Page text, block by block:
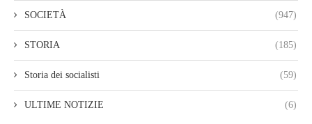
SOCIETÀ (947)
STORIA (185)
Storia dei socialisti (59)
ULTIME NOTIZIE (6)